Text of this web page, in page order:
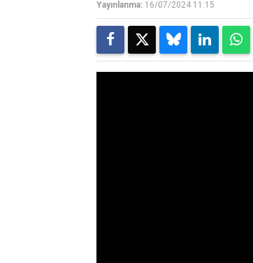
Yayınlanma: 16/07/2024 11:15